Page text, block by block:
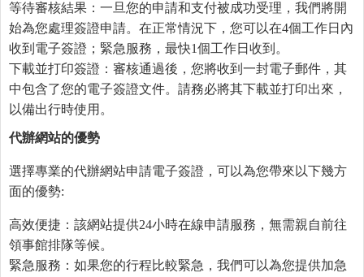
等待審核結果：一旦您的申請和支付被成功受理，我們將開
始為您處理簽證申請。在正常情況下，您可以在4個工作日內
收到電子簽證；緊急服務，最快1個工作日收到。
下載並打印簽證：審核通過後，您將收到一封電子郵件，其
中包含了您的電子簽證文件。請務必將其下載並打印出來，
以備出行時使用。
代辦網站的優勢
選擇專業的代辦網站申請電子簽證，可以為您帶來以下幾方
面的優勢:
高效便捷：該網站提供24小時在線申請服務，無需親自前往
領事館排隊等候。
緊急服務：如果您的行程比較緊急，我們可以為您提供加急